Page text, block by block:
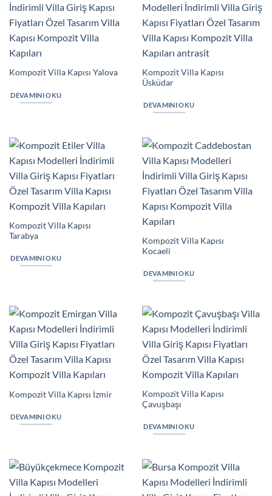
Kompozit Villa Kapısı Yalova
DEVAMINI OKU
Kompozit Villa Kapısı
Üsküdar
DEVAMINI OKU
Kompozit Villa Kapısı
Tarabya
DEVAMINI OKU
Kompozit Villa Kapısı
Kocaeli
DEVAMINI OKU
Kompozit Villa Kapısı İzmir
DEVAMINI OKU
Kompozit Villa Kapısı
Çavuşbaşı
DEVAMINI OKU